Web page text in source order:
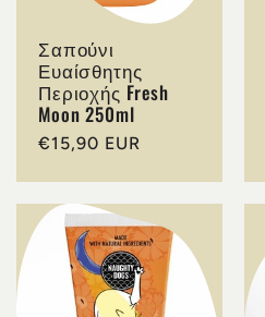
Σαπούνι
Ευαίσθητης
Περιοχής Fresh
Moon 250ml
Κανονική
€15,90 EUR